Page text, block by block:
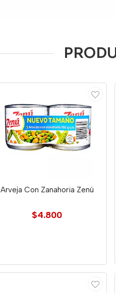
Arveja Con Zanahoria Zenú
$4.800